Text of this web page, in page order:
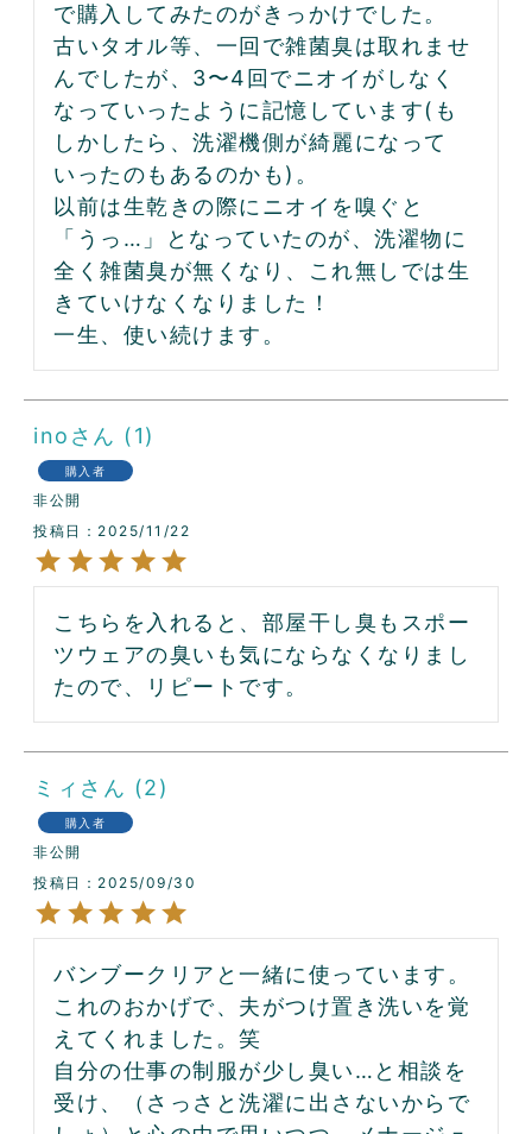
で購入してみたのがきっかけでした。
古いタオル等、一回で雑菌臭は取れませ
んでしたが、3〜4回でニオイがしなく
なっていったように記憶しています(も
しかしたら、洗濯機側が綺麗になって
いったのもあるのかも)。
以前は生乾きの際にニオイを嗅ぐと
「うっ…」となっていたのが、洗濯物に
全く雑菌臭が無くなり、これ無しでは生
きていけなくなりました！
一生、使い続けます。
ino 1
購入者
非公開
投稿日
2025/11/22
こちらを入れると、部屋干し臭もスポー
ツウェアの臭いも気にならなくなりまし
たので、リピートです。
ミィ 2
購入者
非公開
投稿日
2025/09/30
バンブークリアと一緒に使っています。
これのおかげで、夫がつけ置き洗いを覚
えてくれました。笑
自分の仕事の制服が少し臭い…と相談を
受け、（さっさと洗濯に出さないからで